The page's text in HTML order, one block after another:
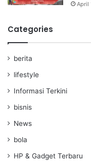
April
Categories
berita
lifestyle
Informasi Terkini
bisnis
News
bola
HP & Gadget Terbaru